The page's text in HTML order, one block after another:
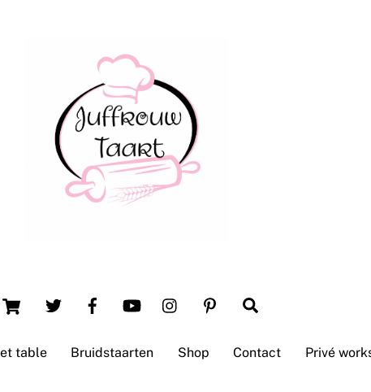
Cart
table Bruidstaarten Shop Contact Privé
Top